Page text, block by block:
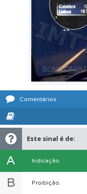
Comentários
Este sinal é de:
A Indicação.
B Proibição.